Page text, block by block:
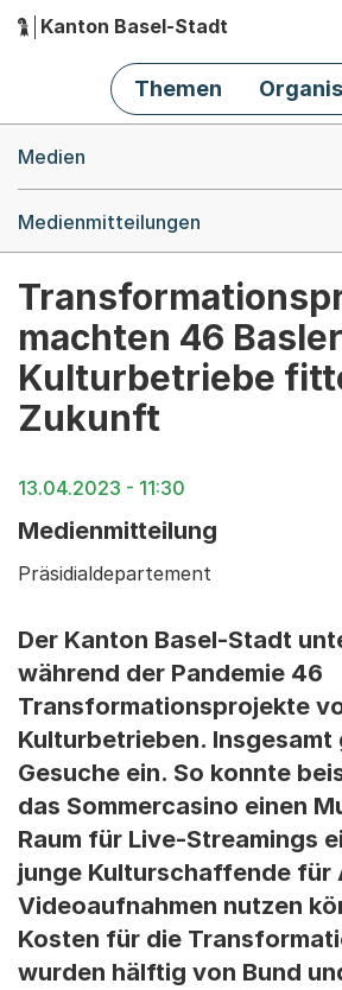
Hauptnavigation
Kanton Basel-Stadt
Themen
Medien
Medienmitteilungen
machten 46 Basler
Kulturbetriebe
Zukunft
13.04.2023 - 11:30
Medienmitteilung
Präsidialdepartement
Der Kanton Basel-Stadt
während der Pandemie 46
Transformationsprojekte
Kulturbetrieben. Insgesamt
Gesuche ein. So konnte
das Sommercasino einen
Raum für Live-Streamings
junge Kulturschaffende für
Videoaufnahmen nutzen
Kosten für die
wurden hälftig von Bund